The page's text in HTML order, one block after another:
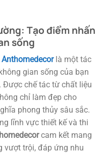
Tạo điểm nhấn
sống
Anthomedecorlà một tác
gian sống của bạn
Được chế tác từ chất liệu
chỉ làm đẹp cho
phong thủy sâu sắc.
lĩnh vực thiết kế và thi
cam kết mang
vượt trội, đáp ứng nhu